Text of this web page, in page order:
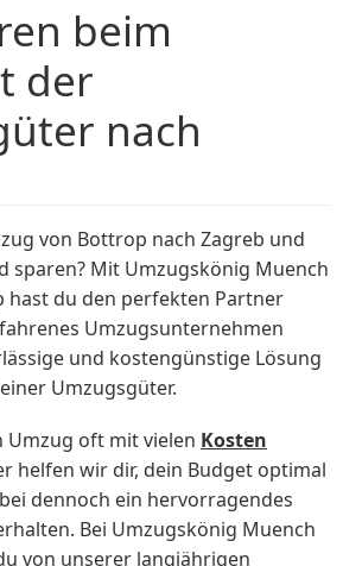
beim
der
nach
von Bottrop nach Zagreb und
sparen? Mit Umzugskönig Muench
hast du den perfekten Partner
Umzugsunternehmen
und kostengünstige Lösung
Umzugsgüter.
Umzug oft mit vielen Kosten
helfen wir dir, dein Budget optimal
dennoch ein hervorragendes
Bei Umzugskönig Muench
von unserer langjährigen